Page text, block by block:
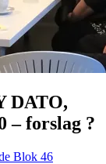
DATO,
– forslag ?
Blok 46